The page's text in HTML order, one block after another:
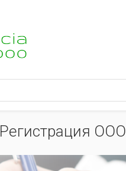
Регистрация ООО